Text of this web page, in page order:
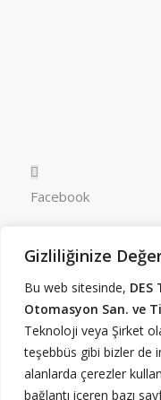
Gizliliğinize
Bu web sitesinde,
Otomasyon San. ve
Teknoloji veya Şirket
teşebbüs gibi bizler de
alanlarda çerezler
bağlantı içeren bazı
Facebook
LinkedIn
RSS Beslemesi
Yukarı Dudullu Mah.